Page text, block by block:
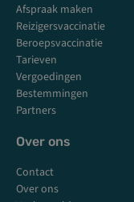
o
k
r
a
m
Afspraak maken
Reizigersvaccinatie
Beroepsvaccinatie
Tarieven
Vergoedingen
Bestemmingen
Partners
Over ons
Contact
Over ons